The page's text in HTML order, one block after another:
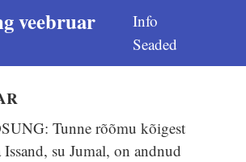
veebruar
Info
Seaded
Tunne rõõmu kõigest
Issand, su Jumal, on andnud